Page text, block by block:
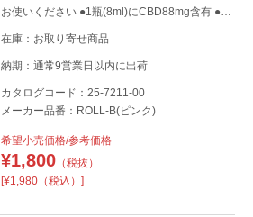
お使いください ●1瓶(8ml)にCBD88mg含有 ●日
在庫：お取り寄せ商品
納期：通常9営業日以内に出荷
カタログコード：25-7211-00
メーカー品番：ROLL-B(ピンク)
希望小売価格/参考価格
¥1,800（税抜）
[¥1,980（税込）]